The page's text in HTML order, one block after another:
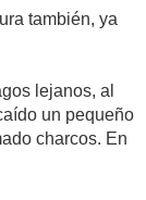
también, ya
lejanos, al
un pequeño
charcos. En